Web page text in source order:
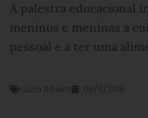
A palestra educacional
meninos e meninas a
pessoal e a ter uma
Luzia Ribeiro 08/11/2016